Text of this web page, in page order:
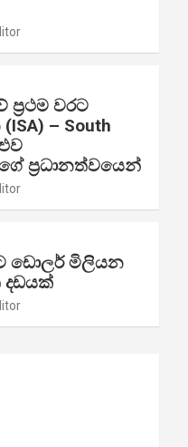
වරට
– South
ප්‍රධානත්වයෙන්
ඩොලර් මිලියන
දඩයක්